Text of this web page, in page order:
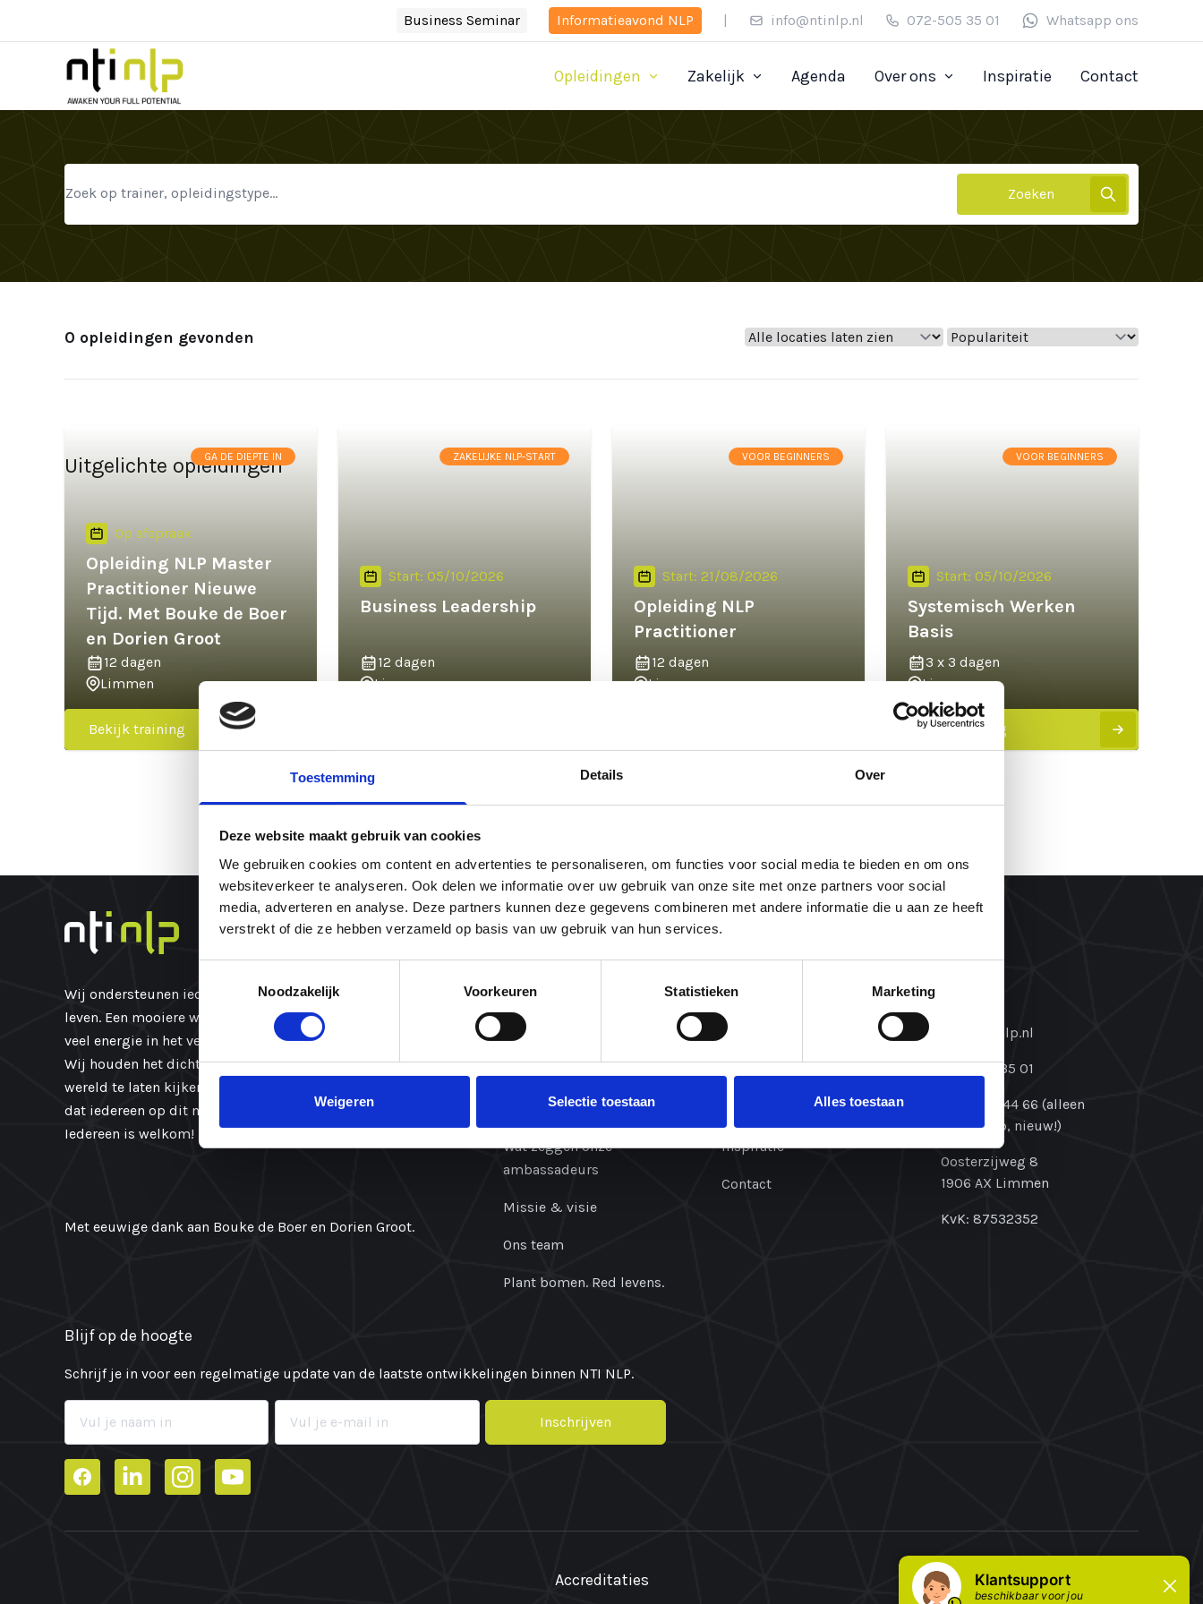
Toestemming Details Over
Deze website maakt gebruik van cookies
We gebruiken cookies om content en advertenties te personaliseren, om functies voor social media te bieden en om ons
websiteverkeer te analyseren. Ook delen we informatie over uw gebruik van onze site met onze partners voor social
media, adverteren en analyse. Deze partners kunnen deze gegevens combineren met andere informatie die u aan ze heeft
verstrekt of die ze hebben verzameld op basis van uw gebruik van hun services.
Noodzakelijk
Voorkeuren Statistieken Marketing
Weigeren Selectie toestaan Alles toestaan
Business Seminar Informatieavond NLP | info@ntinlp.nl 072-505 35 01 Whatsapp ons
Opleidingen Zakelijk Agenda Over ons Inspiratie Contact
Zoeken
0 opleidingen gevonden
Uitgelichte opleidingen
GA DE DIEPTE IN
Op afspraak
Opleiding NLP Master
Practitioner Nieuwe
Tijd. Met Bouke de Boer
en Dorien Groot
12 dagen
Limmen
Bekijk training
ZAKELIJKE NLP-START
Start: 05/10/2026
Business Leadership
12 dagen
Limmen
VOOR BEGINNERS
Start: 21/08/2026
Opleiding NLP
Practitioner
12 dagen
Limmen
VOOR BEGINNERS
Start: 05/10/2026
Systemisch Werken
Basis
3 x 3 dagen
Limmen
Bekijk training
Wij ondersteunen iedereen om zijn/haar volle potentieel te
leven. Een mooiere wereld begint in mij. Veel mensen steken
veel energie in het veranderen van hun omgeving en anderen.
Wij houden het dicht bij huis. Door onszelf anders naar de
wereld te laten kijken verandert de wereld. En het vertrekpunt is
dat iedereen op dit moment precies goed is zoals hij/zij is.
Iedereen is welkom!
Met eeuwige dank aan Bouke de Boer en Dorien Groot.
Over ons
Wat is een NLP opleiding?
Onze trainers
Wat zeggen onze
ambassadeurs
Missie & visie
Ons team
Plant bomen. Red levens.
Navigatie
Home
Inspiratie
Contact
info@ntinlp.nl
072-505 35 01
06-45 66 44 66 (alleen
WhatsApp, nieuw!)
Oosterzijweg 8
1906 AX Limmen
KvK: 87532352
Blijf op de hoogte
Schrijf je in voor een regelmatige update van de laatste ontwikkelingen binnen NTI NLP.
Inschrijven
FacebookLinkedInInstagramYouTube
Accreditaties